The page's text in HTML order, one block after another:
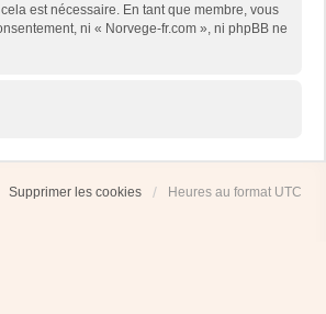
est nécessaire. En tant que membre, vous
ni « Norvege-fr.com », ni phpBB ne
Supprimer les cookies Heures au format UTC